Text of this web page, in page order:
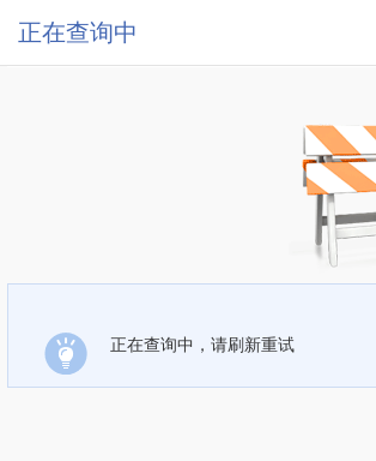
正在查询中
正在查询中，请刷新重试